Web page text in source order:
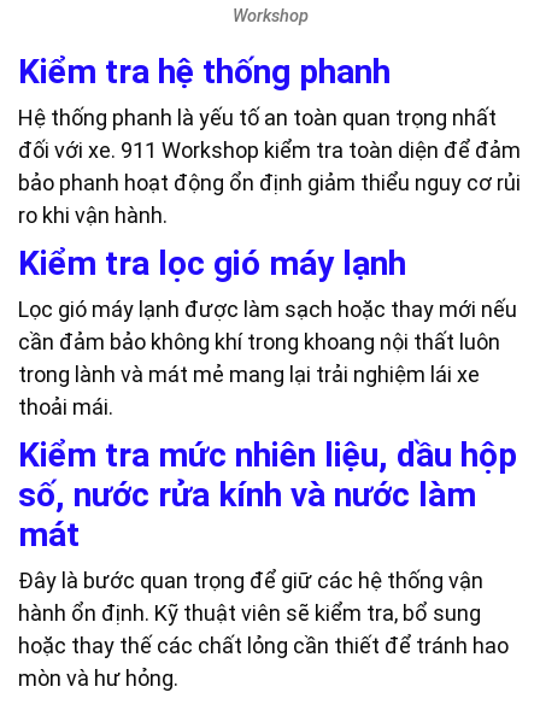
Workshop
Kiểm tra hệ thống phanh
Hệ thống phanh là yếu tố an toàn quan trọng nhất
đối với xe. 911 Workshop kiểm tra toàn diện để đảm
bảo phanh hoạt động ổn định giảm thiểu nguy cơ rủi
ro khi vận hành.
Kiểm tra lọc gió máy lạnh
Lọc gió máy lạnh được làm sạch hoặc thay mới nếu
cần đảm bảo không khí trong khoang nội thất luôn
trong lành và mát mẻ mang lại trải nghiệm lái xe
thoải mái.
Kiểm tra mức nhiên liệu, dầu hộp
số, nước rửa kính và nước làm
mát
Đây là bước quan trọng để giữ các hệ thống vận
hành ổn định. Kỹ thuật viên sẽ kiểm tra, bổ sung
hoặc thay thế các chất lỏng cần thiết để tránh hao
mòn và hư hỏng.